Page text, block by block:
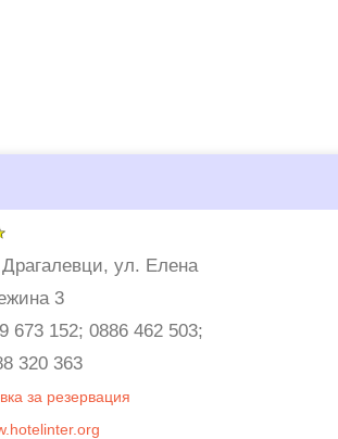
Драгалевци, ул. Елена
3
673 152; 0886 462 503;
320 363
за резервация